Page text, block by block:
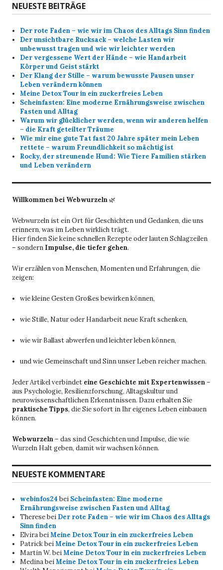
NEUESTE BEITRÄGE
Der rote Faden – wie wir im Chaos des Alltags Sinn finden
Der unsichtbare Rucksack – welche Lasten wir
unbewusst tragen und wie wir leichter werden
Der vergessene Wert der Hände – wie Handarbeit
Körper und Geist stärkt
Der Klang der Stille – warum bewusste Pausen unser
Leben verändern können
Meine Detox Tour in ein zuckerfreies Leben
Scheinfasten: Eine moderne Ernährungsweise zwischen
Fasten und Alltag
Warum wir glücklicher werden, wenn wir anderen helfen
– die Kraft geteilter Träume
Wie mir eine gute Tat fast 20 Jahre später mein Leben
rettete – warum Freundlichkeit so mächtig ist
Rocky, der streunende Hund: Wie Tiere Familien stärken
und Leben verändern
Willkommen bei Webwurzeln🌿
Webwurzeln ist ein Ort für Geschichten und Gedanken, die uns
erinnern, was im Leben wirklich trägt.
Hier finden Sie keine schnellen Rezepte oder lauten Schlagzeilen
– sondern Impulse, die tiefer gehen.
Wir erzählen von Menschen, Momenten und Erfahrungen, die
zeigen:
wie kleine Gesten Großes bewirken können,
wie Stille, Natur oder Handarbeit neue Kraft schenken,
wie wir Ballast abwerfen und leichter leben können,
und wie Gemeinschaft und Sinn unser Leben reicher machen.
Jeder Artikel verbindet eine Geschichte mit Expertenwissen–
aus Psychologie, Resilienzforschung, Alltagskultur und
neurowissenschaftlichen Erkenntnissen. Dazu erhalten Sie
praktische Tipps, die Sie sofort in Ihr eigenes Leben einbauen
können.
Webwurzeln– das sind Geschichten und Impulse, die wie
Wurzeln Halt geben, damit wir wachsen können.
NEUESTE KOMMENTARE
webinfos24 bei Scheinfasten: Eine moderne
Ernährungsweise zwischen Fasten und Alltag
Theresebei Der rote Faden – wie wir im Chaos des Alltags
Sinn finden
ElvirabeiMeine Detox Tour in ein zuckerfreies Leben
PatrickbeiMeine Detox Tour in ein zuckerfreies Leben
Martin W. beiMeine Detox Tour in ein zuckerfreies Leben
MedinabeiMeine Detox Tour in ein zuckerfreies Leben